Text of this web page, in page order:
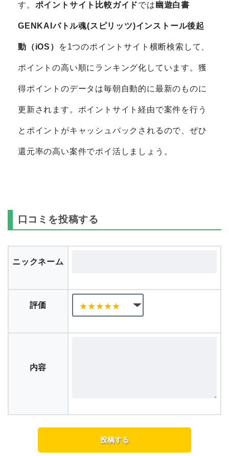
す。 ポイントサイト比較ガイドでは 幽遊白書
GENKAIバトル魂(スピリッツ)インストール後起
動（iOS） を1つのポイントサイト横断検索して、
ポイントの高い順にランキング化しています。獲
得ポイントのデータは毎朝自動的に最新のものに
更新されます。ポイントサイト経由で案件を行う
とポイントがキャッシュバックされるので、ぜひ
還元率の高い案件でポイ活しましょう。
口コミを投稿する
ニックネーム
評価
内容